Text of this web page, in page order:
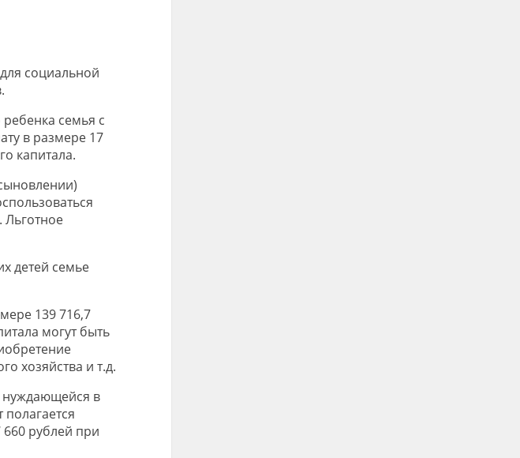
социальной
семья с
в размере 17
капитала.
Льготное
детей семье
139 716,7
могут быть
хозяйства и т.д.
нуждающейся в
рублей при